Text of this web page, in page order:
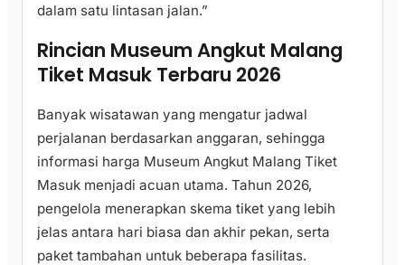
dalam satu lintasan jalan.”
Rincian Museum Angkut Malang
Tiket Masuk Terbaru 2026
Banyak wisatawan yang mengatur jadwal
perjalanan berdasarkan anggaran, sehingga
informasi harga Museum Angkut Malang Tiket
Masuk menjadi acuan utama. Tahun 2026,
pengelola menerapkan skema tiket yang lebih
jelas antara hari biasa dan akhir pekan, serta
paket tambahan untuk beberapa fasilitas.